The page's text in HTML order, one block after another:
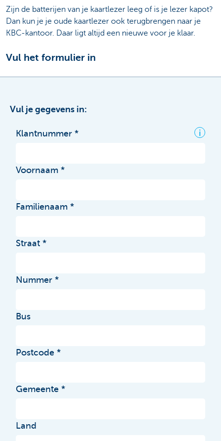
Zijn de batterijen van je kaartlezer leeg of is je lezer kapot?
Dan kun je je oude kaartlezer ook terugbrengen naar je
KBC-kantoor. Daar ligt altijd een nieuwe voor je klaar.
Vul het formulier in
Vul je gegevens in:
Klantnummer i
Voornaam
Familienaam
Straat
Nummer
Bus
Postcode
Gemeente
Land